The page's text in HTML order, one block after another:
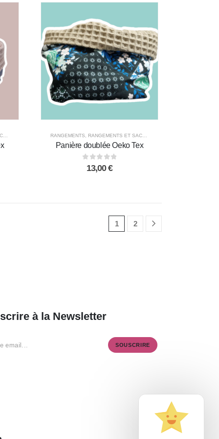
TOUS LES PRODUITSRANGEMENTS RANGEMENTS ET SACS
Panière doublée Oeko Tex
out of 5
13,00€
1 2
à la Newsletter
SOUSCRIRE